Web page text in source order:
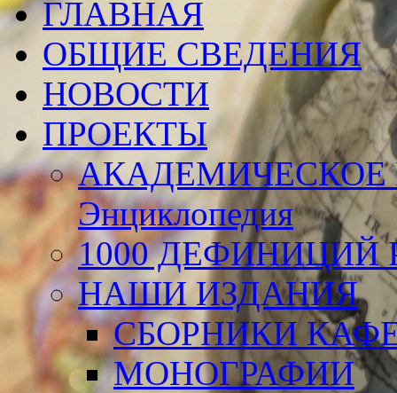
ГЛАВНАЯ
ОБЩИЕ СВЕДЕНИЯ
НОВОСТИ
ПРОЕКТЫ
АКАДЕМИЧЕСКОЕ
Энциклопедия
1000 ДЕФИНИЦИЙ
НАШИ ИЗДАНИЯ
СБОРНИКИ
МОНОГРАФИИ